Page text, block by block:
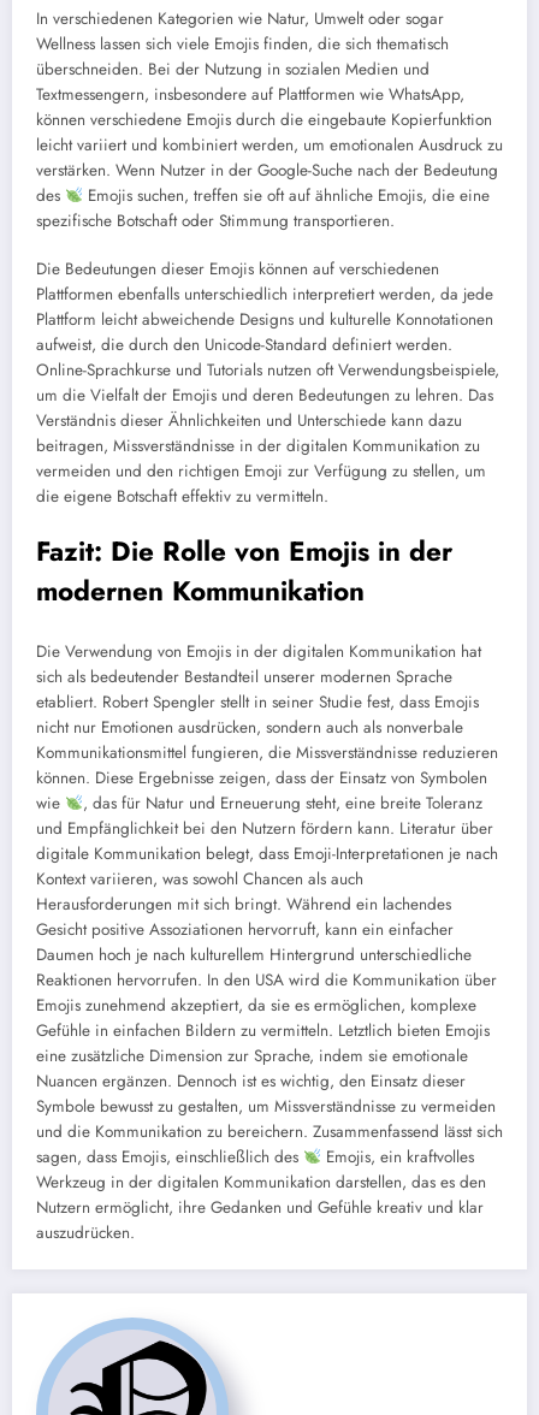
In verschiedenen Kategorien wie Natur, Umwelt oder sogar
Wellness lassen sich viele Emojis finden, die sich thematisch
überschneiden. Bei der Nutzung in sozialen Medien und
Textmessengern, insbesondere auf Plattformen wie WhatsApp,
können verschiedene Emojis durch die eingebaute Kopierfunktion
leicht variiert und kombiniert werden, um emotionalen Ausdruck zu
verstärken. Wenn Nutzer in der Google-Suche nach der Bedeutung
des
Emojis suchen, treffen sie oft auf ähnliche Emojis, die eine
spezifische Botschaft oder Stimmung transportieren.
Die Bedeutungen dieser Emojis können auf verschiedenen
Plattformen ebenfalls unterschiedlich interpretiert werden, da jede
Plattform leicht abweichende Designs und kulturelle Konnotationen
aufweist, die durch den Unicode-Standard definiert werden.
Online-Sprachkurse und Tutorials nutzen oft Verwendungsbeispiele,
um die Vielfalt der Emojis und deren Bedeutungen zu lehren. Das
Verständnis dieser Ähnlichkeiten und Unterschiede kann dazu
beitragen, Missverständnisse in der digitalen Kommunikation zu
vermeiden und den richtigen Emoji zur Verfügung zu stellen, um
die eigene Botschaft effektiv zu vermitteln.
Fazit: Die Rolle von Emojis in der
modernen Kommunikation
Die Verwendung von Emojis in der digitalen Kommunikation hat
sich als bedeutender Bestandteil unserer modernen Sprache
etabliert. Robert Spengler stellt in seiner Studie fest, dass Emojis
nicht nur Emotionen ausdrücken, sondern auch als nonverbale
Kommunikationsmittel fungieren, die Missverständnisse reduzieren
können. Diese Ergebnisse zeigen, dass der Einsatz von Symbolen
wie
, das für Natur und Erneuerung steht, eine breite Toleranz
und Empfänglichkeit bei den Nutzern fördern kann. Literatur über
digitale Kommunikation belegt, dass Emoji-Interpretationen je nach
Kontext variieren, was sowohl Chancen als auch
Herausforderungen mit sich bringt. Während ein lachendes
Gesicht positive Assoziationen hervorruft, kann ein einfacher
Daumen hoch je nach kulturellem Hintergrund unterschiedliche
Reaktionen hervorrufen. In den USA wird die Kommunikation über
Emojis zunehmend akzeptiert, da sie es ermöglichen, komplexe
Gefühle in einfachen Bildern zu vermitteln. Letztlich bieten Emojis
eine zusätzliche Dimension zur Sprache, indem sie emotionale
Nuancen ergänzen. Dennoch ist es wichtig, den Einsatz dieser
Symbole bewusst zu gestalten, um Missverständnisse zu vermeiden
und die Kommunikation zu bereichern. Zusammenfassend lässt sich
sagen, dass Emojis, einschließlich des
Emojis, ein kraftvolles
Werkzeug in der digitalen Kommunikation darstellen, das es den
Nutzern ermöglicht, ihre Gedanken und Gefühle kreativ und klar
auszudrücken.